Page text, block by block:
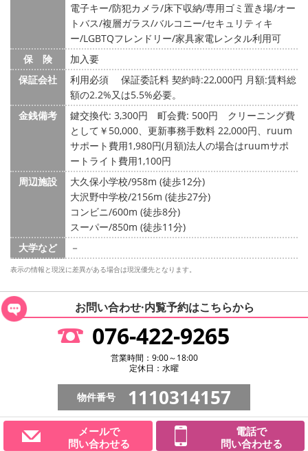
電子キー/防犯カメラ/床下収納/専用ゴミ置き場/オー
トバス/複層ガラス/バルコニー/セキュリティキ
ー/LGBTQフレンドリー/家具家電レンタル利用可
保 険
加入要
保証会社
利用必須 保証委託料 契約時:22,000円 月額:賃料総
額の2.2%又は5.5%必要。
金銭備考
鍵交換代: 3,300円 町会費: 500円
クリーニング費
として￥50,000、更新事務手数料 22,000円、ruum
サポート費用1,980円(月額)法人の場合はruumサポ
ートライト費用1,100円
周辺施設
大久保小学校/958m (徒歩12分)
大沢野中学校/2156m (徒歩27分)
コンビニ/600m (徒歩8分)
スーパー/850m (徒歩11分)
大学など
－
表示の情報と現況に差異がある場合は現況優先となります。
お問い合わせ·内覧予約はこちらから
076-422-9265
営業時間：9:00～18:00
定休日：水曜
物件番号 1110314157
メールで
問い合わせる
電話で
問い合わせる